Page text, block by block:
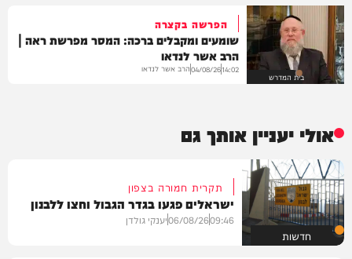
בית המדרש
הפרשה בקצרה
שומעים ומקבלים ברכה: המסר מפרשת ראה |
הרב אשר לנדאו
14:02
04/08/26הרב אשר לנדאו
אולי יעניין אותך גם
חדשות
תקרית חמורה בצפון
ישראלים פגעו בגדר הגבול וחצו ללבנון
09:46
06/08/26יענקי גולדן